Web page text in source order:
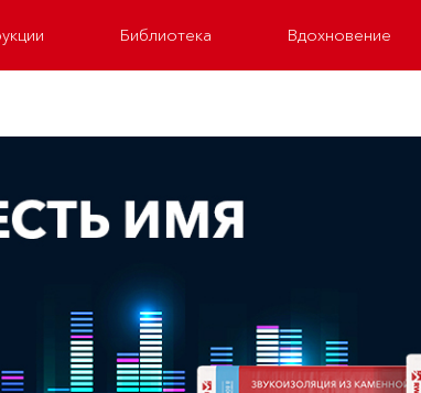
Библиотека Вдохновение